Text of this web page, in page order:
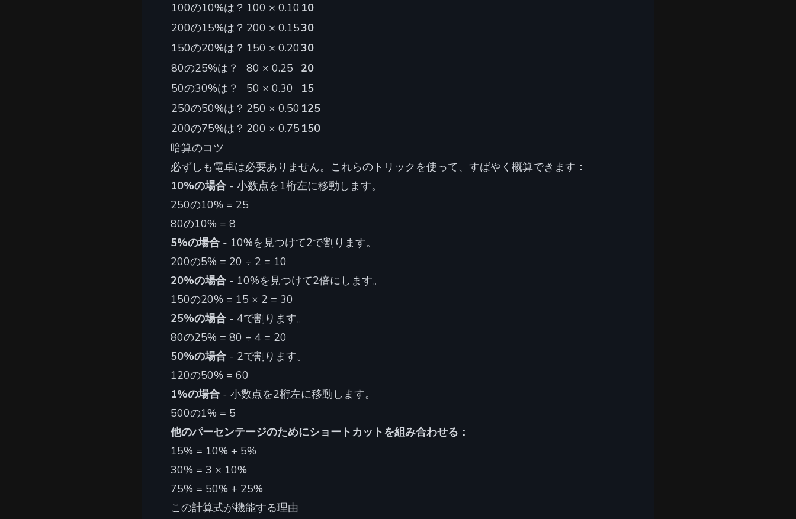
100の10%は？ 100 × 0.10 10
200の15%は？ 200 × 0.1530
150の20%は？ 150 × 0.2030
80の25%は？
80 × 0.25
20
50の30%は？
50 × 0.30
15
250の50%は？ 250 × 0.50 125
200の75%は？ 200 × 0.75 150
暗算のコツ
必ずしも電卓は必要ありません。これらのトリックを使って、すばやく概算できます：
10%の場合 - 小数点を1桁左に移動します。
250の10% = 25
80の10% = 8
5%の場合 - 10%を見つけて2で割ります。
200の5% = 20 ÷ 2 = 10
20%の場合 - 10%を見つけて2倍にします。
150の20% = 15 × 2 = 30
25%の場合 - 4で割ります。
80の25% = 80 ÷ 4 = 20
50%の場合 - 2で割ります。
120の50% = 60
1%の場合 - 小数点を2桁左に移動します。
500の1% = 5
他のパーセンテージのためにショートカットを組み合わせる：
15% = 10% + 5%
30% = 3 × 10%
75% = 50% + 25%
この計算式が機能する理由